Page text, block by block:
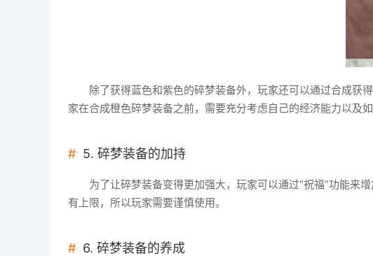
除了获得蓝色和紫色的碎梦装备外，玩家还可以通过合成获
家在合成橙色碎梦装备之前，需要充分考虑自己的经济能力以及如
5. 碎梦装备的加持
为了让碎梦装备变得更加强大，玩家可以通过“祝福”功能来
有上限，所以玩家需要谨慎使用。
6. 碎梦装备的养成